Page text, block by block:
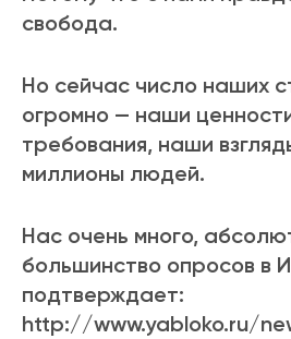
свобода.
Но сейчас число наших
огромно — наши
требования, наши
миллионы людей.
Нас очень много,
большинство опросов в
подтверждает:
http://www.yabloko.ru/